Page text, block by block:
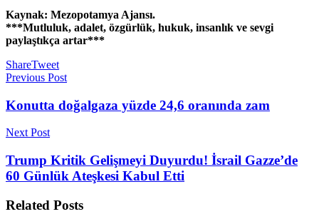
Kaynak: Mezopotamya Ajansı.
***Mutluluk, adalet, özgürlük, hukuk, insanlık ve sevgi
paylaştıkça artar***
ShareTweet
Previous Post
Konutta doğalgaza yüzde 24,6 oranında zam
Next Post
Trump Kritik Gelişmeyi Duyurdu! İsrail Gazze’de
60 Günlük Ateşkesi Kabul Etti
Related Posts